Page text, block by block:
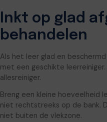
Inkt op glad
behandelen
Als het leer glad en
met een geschikte
allesreiniger.
Breng een kleine hoeveelheid
niet rechtstreeks op de bank.
niet buiten de vlekzone.